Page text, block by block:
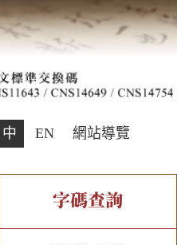
中 EN 網站導覽
字碼查詢